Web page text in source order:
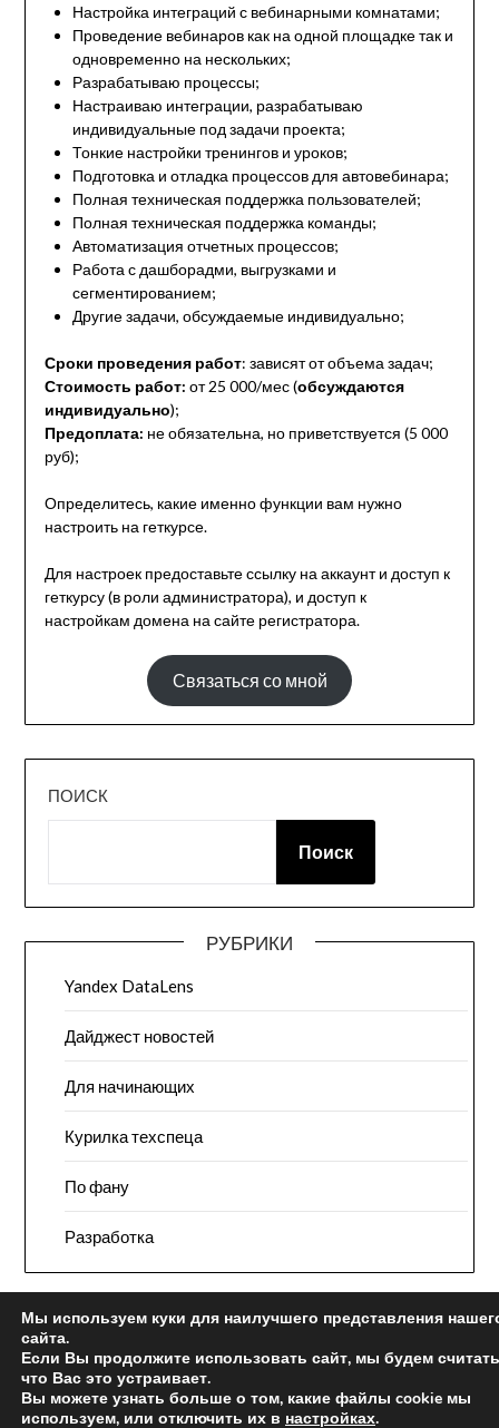
Настройка интеграций с вебинарными комнатами;
Проведение вебинаров как на одной площадке так и
одновременно на нескольких;
Разрабатываю процессы;
Настраиваю интеграции, разрабатываю
индивидуальные под задачи проекта;
Тонкие настройки тренингов и уроков;
Подготовка и отладка процессов для автовебинара;
Полная техническая поддержка пользователей;
Полная техническая поддержка команды;
Автоматизация отчетных процессов;
Работа с дашборадми, выгрузками и
сегментированием;
Другие задачи, обсуждаемые индивидуально;
Сроки проведения работ: зависят от объема задач;
Стоимость работ: от 25 000/мес (обсуждаются
индивидуально);
Предоплата: не обязательна, но приветствуется (5 000
руб);
Определитесь, какие именно функции вам нужно
настроить на геткурсе.
Для настроек предоставьте ссылку на аккаунт и доступ к
геткурсу (в роли администратора), и доступ к
настройкам домена на сайте регистратора.
Связаться со мной
ПОИСК
Поиск
РУБРИКИ
Yandex DataLens
Дайджест новостей
Для начинающих
Курилка техспеца
По фану
Разработка
Мы используем куки для наилучшего представления
сайта.
Если Вы продолжите использовать сайт, мы будем считать
что Вас это устраивает.
Вы можете узнать больше о том, какие файлы cookie мы
используем, или отключить их в настройках.